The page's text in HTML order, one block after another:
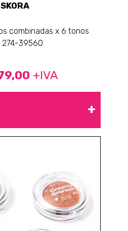
SKORA
combinadas x 6 tonos
274-39560
+IVA
+